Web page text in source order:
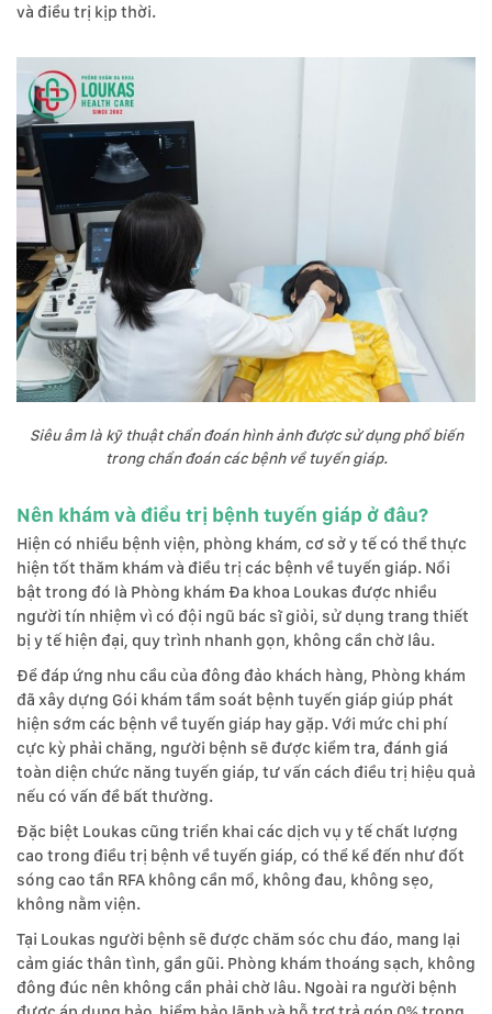
và điều trị kịp thời.
Siêu âm là kỹ thuật chẩn đoán hình ảnh được sử dụng phổ biến
trong chẩn đoán các bệnh về tuyến giáp.
Nên khám và điều trị bệnh tuyến giáp ở đâu?
Hiện có nhiều bệnh viện, phòng khám, cơ sở y tế có thể thực
hiện tốt thăm khám và điều trị các bệnh về tuyến giáp. Nổi
bật trong đó là Phòng khám Đa khoa Loukas được nhiều
người tín nhiệm vì có đội ngũ bác sĩ giỏi, sử dụng trang thiết
bị y tế hiện đại, quy trình nhanh gọn, không cần chờ lâu.
Để đáp ứng nhu cầu của đông đảo khách hàng, Phòng khám
đã xây dựng Gói khám tầm soát bệnh tuyến giáp giúp phát
hiện sớm các bệnh về tuyến giáp hay gặp. Với mức chi phí
cực kỳ phải chăng, người bệnh sẽ được kiểm tra, đánh giá
toàn diện chức năng tuyến giáp, tư vấn cách điều trị hiệu quả
nếu có vấn đề bất thường.
Đặc biệt Loukas cũng triển khai các dịch vụ y tế chất lượng
cao trong điều trị bệnh về tuyến giáp, có thể kể đến như đốt
sóng cao tần RFA không cần mổ, không đau, không sẹo,
không nằm viện.
Tại Loukas người bệnh sẽ được chăm sóc chu đáo, mang lại
cảm giác thân tình, gần gũi. Phòng khám thoáng sạch, không
đông đúc nên không cần phải chờ lâu. Ngoài ra người bệnh